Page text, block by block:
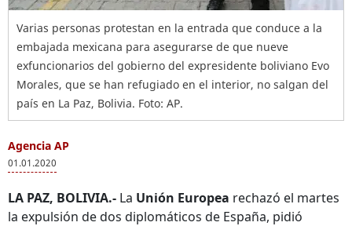
Varias personas protestan en la entrada que conduce a la
embajada mexicana para asegurarse de que nueve
exfuncionarios del gobierno del expresidente boliviano Evo
Morales, que se han refugiado en el interior, no salgan del
país en La Paz, Bolivia. Foto: AP.
Agencia AP
01.01.2020
LA PAZ, BOLIVIA.- La Unión Europea rechazó el martes
la expulsión de dos diplomáticos de España, pidió